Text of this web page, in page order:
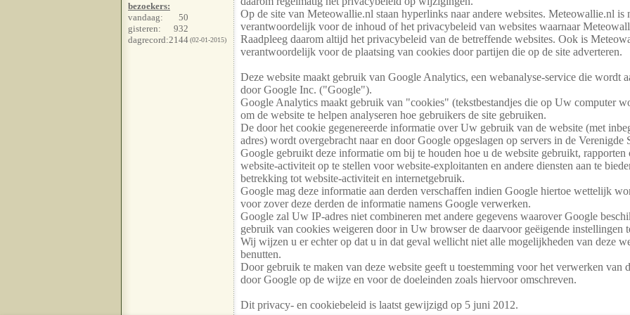
bezoekers:
vandaag:
50
gisteren:
932
dagrecord:2144(02-01-2015)
Op de site van Meteowallie.nl staan hyperlinks naar andere websites. Meteowallie.nl is
verantwoordelijk voor de inhoud of het privacybeleid van websites waarnaar
Raadpleeg daarom altijd het privacybeleid van de betreffende websites. Ook is
verantwoordelijk voor de plaatsing van cookies door partijen die op de site adverteren.
Deze website maakt gebruik van Google Analytics, een webanalyse-service die wordt
door Google Inc. ("Google").
Google Analytics maakt gebruik van "cookies" (tekstbestandjes die op Uw computer
om de website te helpen analyseren hoe gebruikers de site gebruiken.
De door het cookie gegenereerde informatie over Uw gebruik van de website (met
adres) wordt overgebracht naar en door Google opgeslagen op servers in de Verenigde
Google gebruikt deze informatie om bij te houden hoe u de website gebruikt, rapporten
website-activiteit op te stellen voor website-exploitanten en andere diensten aan te
betrekking tot website-activiteit en internetgebruik.
Google mag deze informatie aan derden verschaffen indien Google hiertoe wettelijk
voor zover deze derden de informatie namens Google verwerken.
Google zal Uw IP-adres niet combineren met andere gegevens waarover Google
gebruik van cookies weigeren door in Uw browser de daarvoor geëigende instellingen
Wij wijzen u er echter op dat u in dat geval wellicht niet alle mogelijkheden van deze
benutten.
Door gebruik te maken van deze website geeft u toestemming voor het verwerken van
door Google op de wijze en voor de doeleinden zoals hiervoor omschreven.
Dit privacy- en cookiebeleid is laatst gewijzigd op 5 juni 2012.